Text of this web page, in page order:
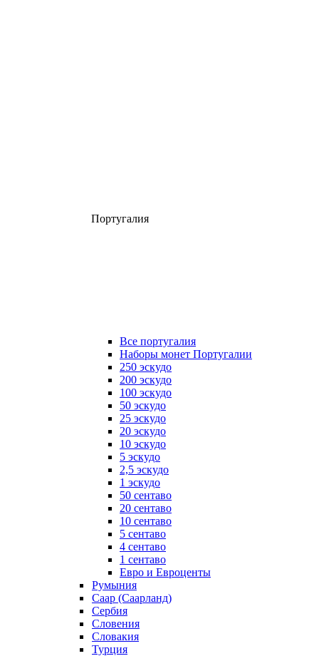
Португалия
Все португалия
Наборы монет Португалии
250 эскудо
200 эскудо
100 эскудо
50 эскудо
25 эскудо
20 эскудо
10 эскудо
5 эскудо
2,5 эскудо
1 эскудо
50 сентаво
20 сентаво
10 сентаво
5 сентаво
4 сентаво
1 сентаво
Евро и Евроценты
Румыния
Саар (Саарланд)
Сербия
Словения
Словакия
Турция